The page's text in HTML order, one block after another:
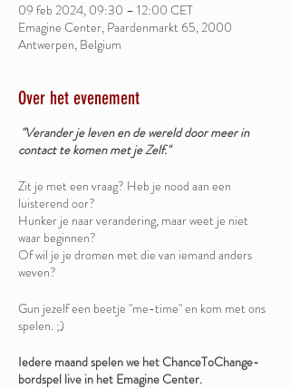
09 feb 2024, 09:30 – 12:00 CET
Emagine Center, Paardenmarkt 65, 2000
Antwerpen, Belgium
Over het evenement
"Verander je leven en de wereld door meer in
contact te komen met je Zelf."
Zit je met een vraag? Heb je nood aan een
luisterend oor?
Hunker je naar verandering, maar weet je niet
waar beginnen?
Of wil je je dromen met die van iemand anders
weven?
Gun jezelf een beetje "me-time" en kom met ons
spelen. ;)
Iedere maand spelen we het ChanceToChange-
bordspel live in het Emagine Center.